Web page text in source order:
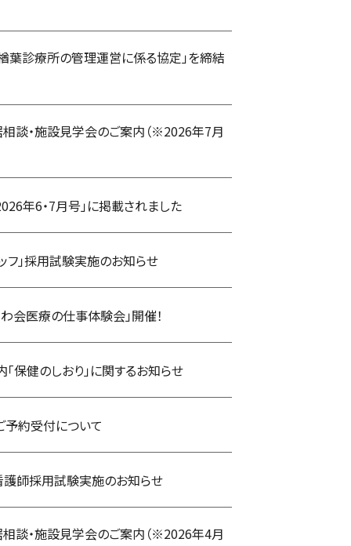
楢葉診療所の管理運営に係る協定」を締結
相談・施設見学会のご案内（※2026年7月
年6・7月号」に掲載されました
フ」採用試験実施のお知らせ
会医療の仕事体験会」開催！
保健のしおり」に関するお知らせ
予約受付について
護師採用試験実施のお知らせ
相談・施設見学会のご案内（※2026年4月